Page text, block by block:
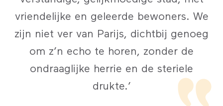
vriendelijke en geleerde bewoners. We
zijn niet ver van Parijs, dichtbij genoeg
om z’n echo te horen, zonder de
ondraaglijke herrie en de steriele
drukte.’